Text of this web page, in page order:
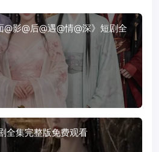
@影@后@遇@情@深》短剧全
全集完整版免费观看